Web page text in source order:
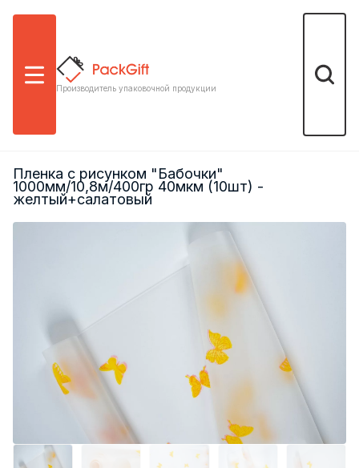
Меню
Производитель упаковочной продукции
Поиск
Пленка с рисунком "Бабочки"
1000мм/10,8м/400гр 40мкм (10шт) -
желтый+салатовый